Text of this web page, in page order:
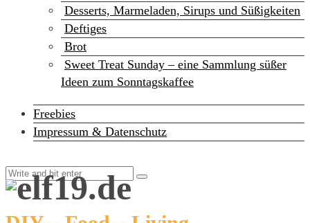
Desserts, Marmeladen, Sirups und Süßigkeiten
Deftiges
Brot
Sweet Treat Sunday – eine Sammlung süßer
Ideen zum Sonntagskaffee
Freebies
Impressum & Datenschutz